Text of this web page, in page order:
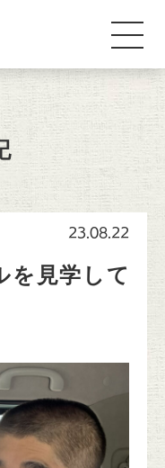
23.08.22
を見学して